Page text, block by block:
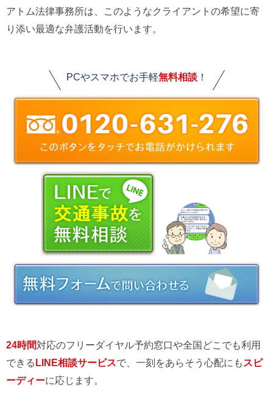
アトム法律事務所は、このようなクライアントの希望に寄
り添い最適な弁護活動を行います。
PCやスマホでお手軽無料相談！
24時間対応のフリーダイヤル予約窓口や全国どこでも利用
できるLINE相談サービスで、一刻をあらそう心配にも スピ
ーディーに応じます。